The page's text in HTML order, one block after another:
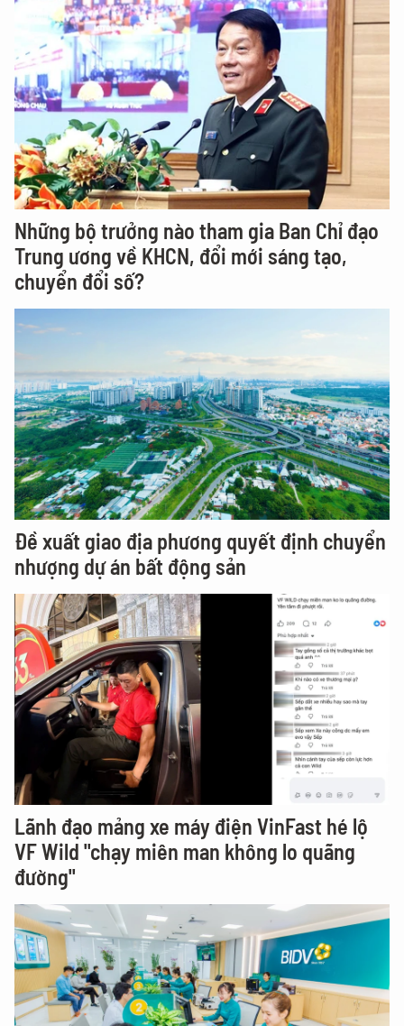
Những bộ trưởng nào tham gia Ban Chỉ đạo
Trung ương về KHCN, đổi mới sáng tạo,
chuyển đổi số?
Đề xuất giao địa phương quyết định chuyển
nhượng dự án bất động sản
Lãnh đạo mảng xe máy điện VinFast hé lộ
VF Wild "chạy miên man không lo quãng
đường"